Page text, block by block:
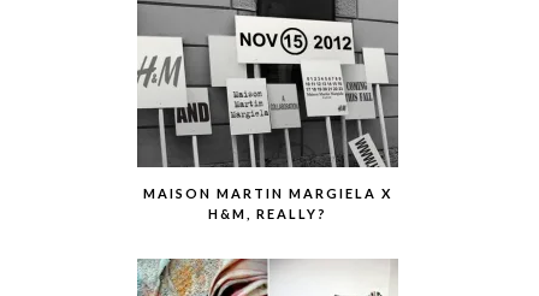
MAISON MARTIN MARGIELA X
H&M, REALLY?